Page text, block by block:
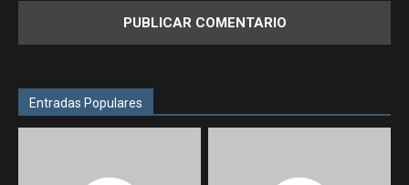
Entradas Populares